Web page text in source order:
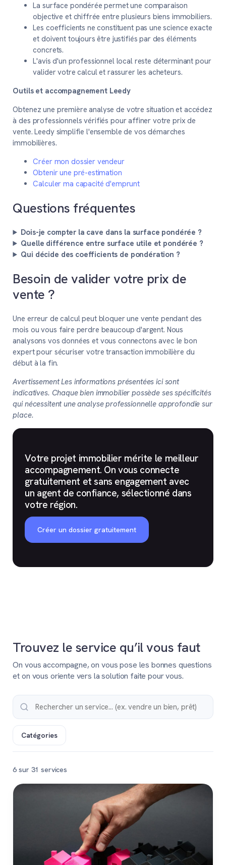
La surface pondérée permet une comparaison
objective et chiffrée entre plusieurs biens immobiliers.
Les coefficients ne constituent pas une science exacte
et doivent toujours être justifiés par des éléments
concrets.
L'avis d'un professionnel local reste déterminant pour
valider votre calcul et rassurer les acheteurs.
Outils et accompagnement Leedy
Obtenez une première analyse de votre situation et accédez
à des professionnels vérifiés pour affiner votre prix de
vente. Leedy simplifie l'ensemble de vos démarches
immobilières.
Créer mon dossier vendeur
Obtenir une pré-estimation
Calculer ma capacité d'emprunt
Questions fréquentes
Dois-je compter la cave dans la surface pondérée ?
Quelle différence entre surface utile et pondérée ?
Qui décide des coefficients de pondération ?
Besoin de valider votre prix de
vente ?
Une erreur de calcul peut bloquer une vente pendant des
mois ou vous faire perdre beaucoup d'argent. Nous
analysons vos données et vous connectons avec le bon
expert pour sécuriser votre transaction immobilière du
début à la fin.
Avertissement Les informations présentées ici sont
indicatives. Chaque bien immobilier possède ses spécificités
qui nécessitent une analyse professionnelle approfondie sur
place.
Votre projet immobilier mérite le meilleur
accompagnement. On vous connecte
gratuitement et sans engagement avec
un agent de confiance, sélectionné dans
votre région.
Créer un dossier gratuitement
Trouvez le service qu’il vous faut
On vous accompagne, on vous pose les bonnes questions
et on vous oriente vers la solution faite pour vous.
Catégories
6 sur 31 services